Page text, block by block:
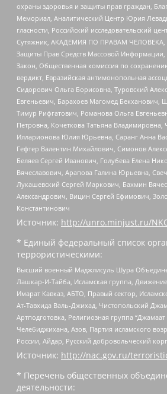
охраны здоровья и защиты прав граждан,
Мемориал, Аналитический Центр Юрия
гласности, Российский исследовательский
Сутяжник, АКАДЕМИЯ ПО ПРАВАМ ЧЕЛОВЕКА,
Защиты Прав Средств Массовой Информации,
Закон, Общественная комиссия по
вердикт, Евразийская антимонопольная
Сидорович Ольга Борисовна, Туровский
Евгеньевич, Барахоев Магомед
Тимур Рифгатович, Романова Ольга
Петровна, Кочеткова Татьяна
Илларионова Юлия Юрьевна, Саранг Анна
Гефтер Валентин Михайлович, Симонов
Беляев Сергей Иванович, Голубева Елена
Вячеславович, Арапова Галина Юрьевна,
Лукашевский Сергей Маркович, Бахмин
Александрович, Вицин Сергей Ефимович,
Константинович
Источник: http://unro.minjust.ru/
* Единый федеральный список
террористическими:
Высший военный Маджлисуль Шура
Лашкар-И-Тайба, Исламская группа,
Имарат Кавказ, АБТО, Правый сектор,
Ат-Тавхида Валь-Джихад, Чистопольский
Артподготовка, Религиозная группа
Челебиджихана, Азов, Партия исламского
России, Айдар, Русский добровольческий
Источник: http://nac.gov.ru/
* Перечень общественных
деятельности: